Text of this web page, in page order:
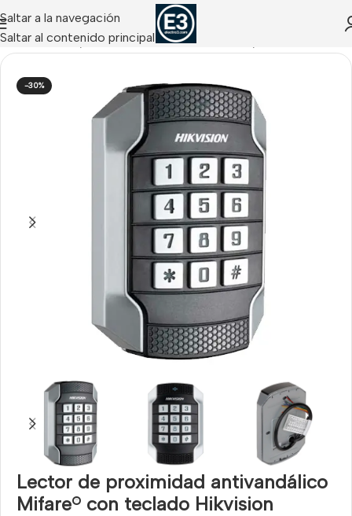
Saltar a la navegación
Saltar al contenido principal
ACCESOS/Hikvision Control de Accesos
-30%
Lector de proximidad antivandálico
Mifare® con teclado Hikvision